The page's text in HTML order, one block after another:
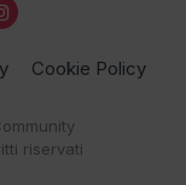
Cookie Policy
riservati